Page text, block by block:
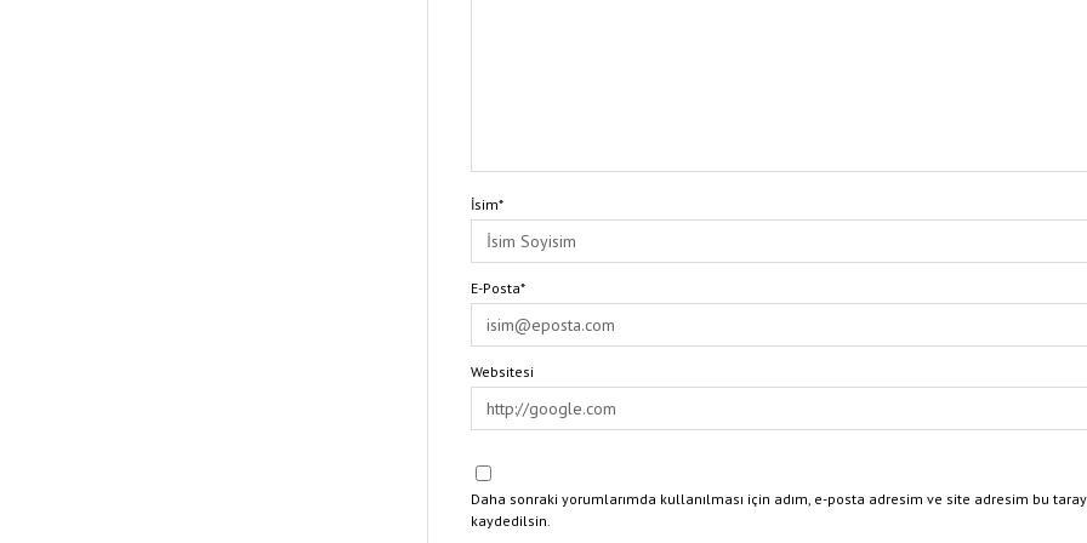
İsim*
E-Posta*
Websitesi
Daha sonraki yorumlarımda kullanılması için adım, e-posta adresim ve site adresim bu
kaydedilsin.